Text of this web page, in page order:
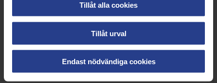
Tillåt alla cookies
Tillåt urval
Endast nödvändiga cookies
Se filmen